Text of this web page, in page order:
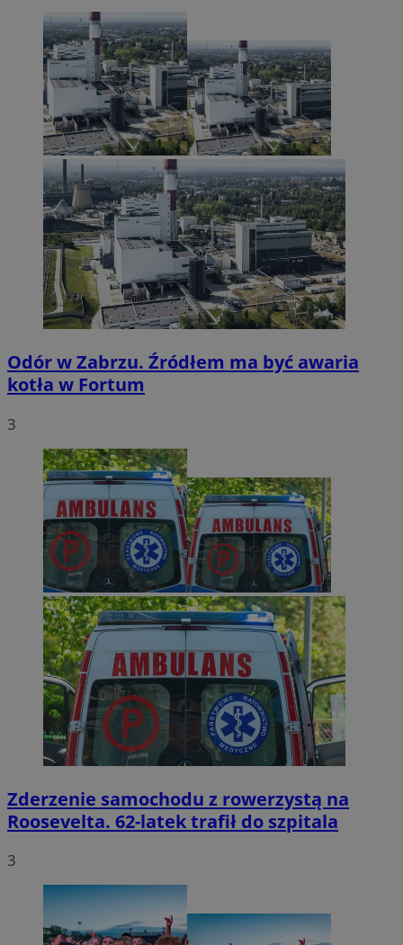
Odór w Zabrzu. Źródłem ma być awaria
kotła w Fortum
3
Zderzenie samochodu z rowerzystą na
Roosevelta. 62-latek trafił do szpitala
3